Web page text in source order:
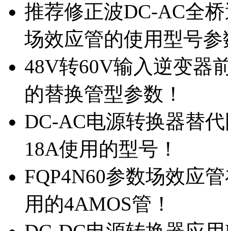
推荐修正波DC-AC全
场效应管的使用型号参
48V转60V输入逆变器
的替换管型参数！
DC-AC电源转换器替
18A使用的型号！
FQP4N60参数场效应
用的4AMOS管！